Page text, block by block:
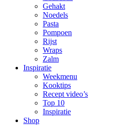
Gehakt
Noedels
Pasta
Pompoen
Rijst
Wraps
Zalm
Inspiratie
Weekmenu
Kooktips
Recept video’s
Top 10
Inspiratie
Shop